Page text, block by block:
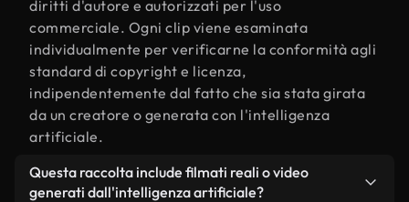
diritti d'autore e autorizzati per l'uso
commerciale. Ogni clip viene esaminata
individualmente per verificarne la conformità agli
standard di copyright e licenza,
indipendentemente dal fatto che sia stata girata
da un creatore o generata con l'intelligenza
artificiale.
Questa raccolta include filmati reali o video
generati dall'intelligenza artificiale?